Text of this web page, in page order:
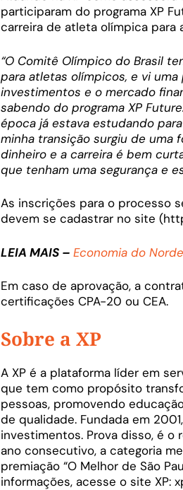
participaram do programa XP
carreira de atleta olímpica para
“O Comitê Olímpico do Brasil
para atletas olímpicos, e vi
investimentos e o mercado
sabendo do programa XP
época já estava estudando
minha transição surgiu de uma
dinheiro e a carreira é bem
que tenham uma segurança e
As inscrições para o processo
devem se cadastrar no site
LEIA MAIS – Economia do
Em caso de aprovação, a
certificações CPA-20 ou CEA.
Sobre a XP
A XP é a plataforma líder em
que tem como propósito
pessoas, promovendo
de qualidade. Fundada em
investimentos. Prova disso, é
ano consecutivo, a categoria
premiação “O Melhor de São
informações, acesse o site XP: